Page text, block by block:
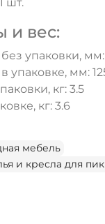
и вес:
упаковки, мм:
упаковке, мм:
кг: 3.5
кг: 3.6
мебель
и кресла для